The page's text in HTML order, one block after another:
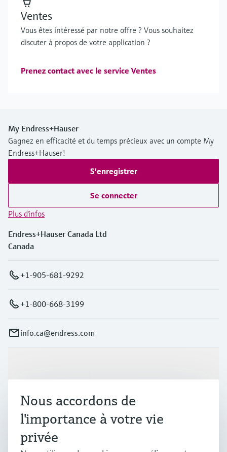
Ventes
Vous êtes intéressé par notre offre ? Vous souhaitez
discuter à propos de votre application ?
Prenez contact avec le service Ventes
My Endress+Hauser
Gagnez en efficacité et du temps précieux avec un compte My
Endress+Hauser!
S'enregistrer
Se connecter
Plus d'infos
Endress+Hauser Canada Ltd
Canada
+1-905-681-9292
+1-800-668-3199
info.ca@endress.com
Industries
Support
Nous accordons de
l'importance à votre vie
privée